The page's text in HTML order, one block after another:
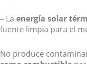
– La energía solar
fuente limpia para el
No produce